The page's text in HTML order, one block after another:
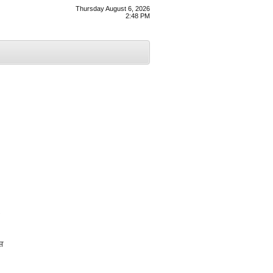
Thursday August 6, 2026
2:48 PM